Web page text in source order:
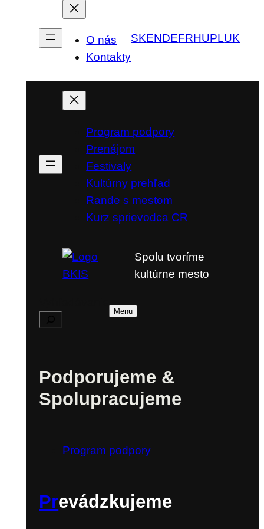
O nás
Kontakty
SKENDEFRHUPLUK
Program podpory
Prenájom
Festivaly
Kultúrny prehľad
Rande s mestom
Kurz sprievodca CR
Spolu tvoríme
kultúrne mesto
Menu
Podporujeme &
Spolupracujeme
Program podpory
Prevádzkujeme